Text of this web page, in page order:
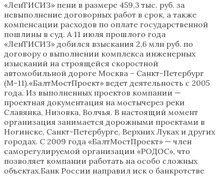
«ЛенТИСИЗ» пени в размере 459,3 тыс. руб. за
невыполнение договорных работ в срок, а также
компенсации расходов по оплате государственной
пошлины в суд. А 11 июля прошлого года
«ЛенТИСИЗ» добился взыскания 2,6 млн руб. по
договору о выполнении комплекса инженерных
изысканий на строящейся скоростной
автомобильной дороге Москва – Санкт-Петербург
(М-11).«БалтМостПроект» ведет деятельность с 2005
года. Из выполненных проектов компании —
проектная документация на мостычерез реки
Славянка, Низовка, Волчья. В настоящий момент
организация занимается дорожными проектами в
Ногинске, Санкт-Петербурге, Верхних Луках и других
городах. С 2009 года «БалтМостПроект» — член
саморегулируемой организации «РОДОС», что
позволяет компании работать на особо сложных
объектах.Банк России направил иск о банкротстве